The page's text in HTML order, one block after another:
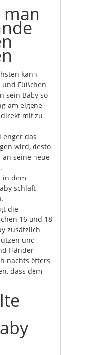
man
kann
Füßchen
sein Baby so
am eigene
mit zu
enger das
wird, desto
an seine neue
in dem
schläft
die
16 und 18
zusätzlich
und
Händen
nachts öfters
dass dem